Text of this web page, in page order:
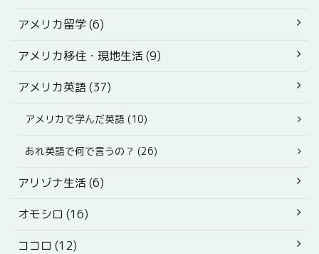
アメリカ留学 (6)
アメリカ移住・現地生活 (9)
アメリカ英語 (37)
アメリカで学んだ英語 (10)
あれ英語で何で言うの？ (26)
アリゾナ生活 (6)
オモシロ (16)
ココロ (12)